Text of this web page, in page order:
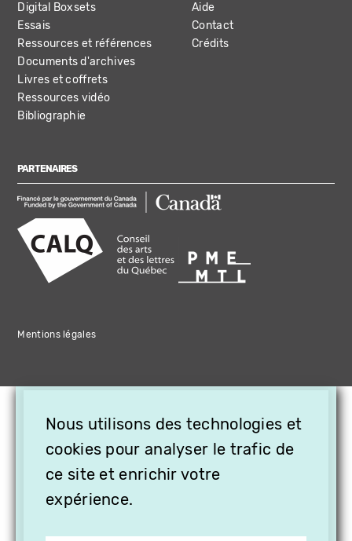
Digital Boxsets
Essais
Ressources et références
Documents d'archives
Livres et coffrets
Ressources vidéo
Bibliographie
Aide
Contact
Crédits
PARTENAIRES
Mentions légales
Nous utilisons des technologies et
cookies pour analyser le trafic de
ce site et enrichir votre
expérience.
OFFREZ LA VIDÉO EN
CADEAU, ABONNEZ VOS
PROCHES À VITHÈQUE !